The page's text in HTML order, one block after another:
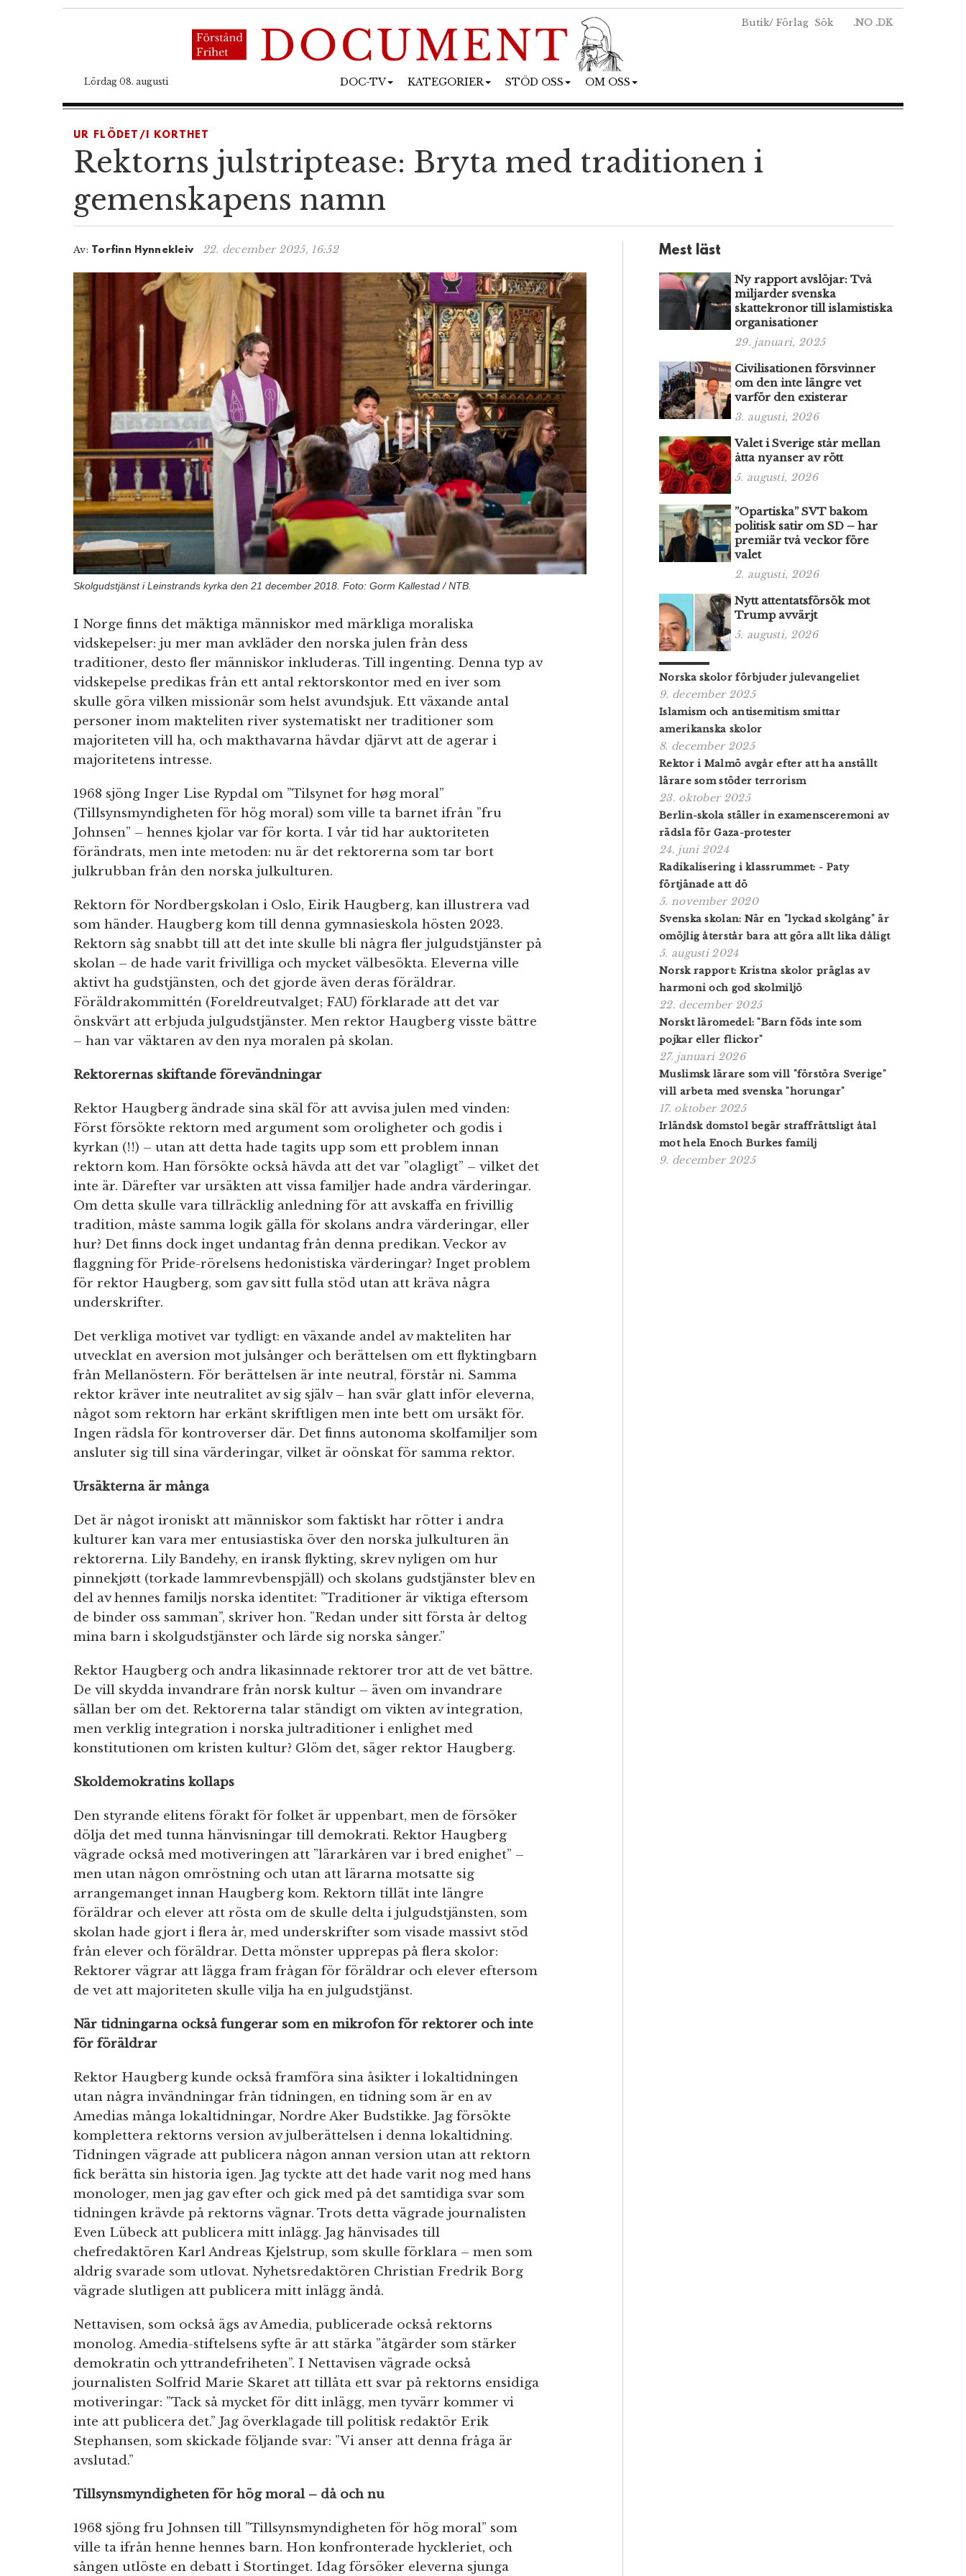
Butik/ Förlag Sök .NO .DK
Lördag 08. augusti DOC-TV KATEGORIER STÖD OSS OM OSS
UR FLÖDET/I KORTHET
Rektorns julstriptease: Bryta med traditionen i
gemenskapens namn
Av: Torfinn Hynnekleiv 22. december 2025, 16:52
Skolgudstjänst i Leinstrands kyrka den 21 december 2018. Foto: Gorm Kallestad / NTB.
I Norge finns det mäktiga människor med märkliga moraliska
vidskepelser: ju mer man avkläder den norska julen från dess
traditioner, desto fler människor inkluderas. Till ingenting. Denna typ av
vidskepelse predikas från ett antal rektorskontor med en iver som
skulle göra vilken missionär som helst avundsjuk. Ett växande antal
personer inom makteliten river systematiskt ner traditioner som
majoriteten vill ha, och makthavarna hävdar djärvt att de agerar i
majoritetens intresse.
1968 sjöng Inger Lise Rypdal om ”Tilsynet for høg moral”
(Tillsynsmyndigheten för hög moral) som ville ta barnet ifrån ”fru
Johnsen” – hennes kjolar var för korta. I vår tid har auktoriteten
förändrats, men inte metoden: nu är det rektorerna som tar bort
julkrubban från den norska julkulturen.
Rektorn för Nordbergskolan i Oslo, Eirik Haugberg, kan illustrera vad
som händer. Haugberg kom till denna gymnasieskola hösten 2023.
Rektorn såg snabbt till att det inte skulle bli några fler julgudstjänster på
skolan – de hade varit frivilliga och mycket välbesökta. Eleverna ville
aktivt ha gudstjänsten, och det gjorde även deras föräldrar.
Föräldrakommittén (Foreldreutvalget; FAU) förklarade att det var
önskvärt att erbjuda julgudstjänster. Men rektor Haugberg visste bättre
– han var väktaren av den nya moralen på skolan.
Rektorernas skiftande förevändningar
Rektor Haugberg ändrade sina skäl för att avvisa julen med vinden:
Först försökte rektorn med argument som oroligheter och godis i
kyrkan (!!) – utan att detta hade tagits upp som ett problem innan
rektorn kom. Han försökte också hävda att det var ”olagligt” – vilket det
inte är. Därefter var ursäkten att vissa familjer hade andra värderingar.
Om detta skulle vara tillräcklig anledning för att avskaffa en frivillig
tradition, måste samma logik gälla för skolans andra värderingar, eller
hur? Det finns dock inget undantag från denna predikan. Veckor av
flaggning för Pride-rörelsens hedonistiska värderingar? Inget problem
för rektor Haugberg, som gav sitt fulla stöd utan att kräva några
underskrifter.
Det verkliga motivet var tydligt: en växande andel av makteliten har
utvecklat en aversion mot julsånger och berättelsen om ett flyktingbarn
från Mellanöstern. För berättelsen är inte neutral, förstår ni. Samma
rektor kräver inte neutralitet av sig själv – han svär glatt inför eleverna,
något som rektorn har erkänt skriftligen men inte bett om ursäkt för.
Ingen rädsla för kontroverser där. Det finns autonoma skolfamiljer som
ansluter sig till sina värderingar, vilket är oönskat för samma rektor.
Ursäkterna är många
Det är något ironiskt att människor som faktiskt har rötter i andra
kulturer kan vara mer entusiastiska över den norska julkulturen än
rektorerna. Lily Bandehy, en iransk flykting, skrev nyligen om hur
pinnekjøtt (torkade lammrevbenspjäll) och skolans gudstjänster blev en
del av hennes familjs norska identitet: ”Traditioner är viktiga eftersom
de binder oss samman”, skriver hon. ”Redan under sitt första år deltog
mina barn i skolgudstjänster och lärde sig norska sånger.”
Rektor Haugberg och andra likasinnade rektorer tror att de vet bättre.
De vill skydda invandrare från norsk kultur – även om invandrare
sällan ber om det. Rektorerna talar ständigt om vikten av integration,
men verklig integration i norska jultraditioner i enlighet med
konstitutionen om kristen kultur? Glöm det, säger rektor Haugberg.
Skoldemokratins kollaps
Den styrande elitens förakt för folket är uppenbart, men de försöker
dölja det med tunna hänvisningar till demokrati. Rektor Haugberg
vägrade också med motiveringen att ”lärarkåren var i bred enighet” –
men utan någon omröstning och utan att lärarna motsatte sig
arrangemanget innan Haugberg kom. Rektorn tillät inte längre
föräldrar och elever att rösta om de skulle delta i julgudstjänsten, som
skolan hade gjort i flera år, med underskrifter som visade massivt stöd
från elever och föräldrar. Detta mönster upprepas på flera skolor:
Rektorer vägrar att lägga fram frågan för föräldrar och elever eftersom
de vet att majoriteten skulle vilja ha en julgudstjänst.
När tidningarna också fungerar som en mikrofon för rektorer och inte
för föräldrar
Rektor Haugberg kunde också framföra sina åsikter i lokaltidningen
utan några invändningar från tidningen, en tidning som är en av
Amedias många lokaltidningar, Nordre Aker Budstikke. Jag försökte
komplettera rektorns version av julberättelsen i denna lokaltidning.
Tidningen vägrade att publicera någon annan version utan att rektorn
fick berätta sin historia igen. Jag tyckte att det hade varit nog med hans
monologer, men jag gav efter och gick med på det samtidiga svar som
tidningen krävde på rektorns vägnar. Trots detta vägrade journalisten
Even Lübeck att publicera mitt inlägg. Jag hänvisades till
chefredaktören Karl Andreas Kjelstrup, som skulle förklara – men som
aldrig svarade som utlovat. Nyhetsredaktören Christian Fredrik Borg
vägrade slutligen att publicera mitt inlägg ändå.
Nettavisen, som också ägs av Amedia, publicerade också rektorns
monolog. Amedia-stiftelsens syfte är att stärka ”åtgärder som stärker
demokratin och yttrandefriheten”. I Nettavisen vägrade också
journalisten Solfrid Marie Skaret att tillåta ett svar på rektorns ensidiga
motiveringar: ”Tack så mycket för ditt inlägg, men tyvärr kommer vi
inte att publicera det.” Jag överklagade till politisk redaktör Erik
Stephansen, som skickade följande svar: ”Vi anser att denna fråga är
avslutad.”
Tillsynsmyndigheten för hög moral – då och nu
1968 sjöng fru Johnsen till ”Tillsynsmyndigheten för hög moral” som
ville ta ifrån henne hennes barn. Hon konfronterade hyckleriet, och
sången utlöste en debatt i Stortinget. Idag försöker eleverna sjunga
Mest läst
Ny rapport avslöjar: Två
miljarder svenska
skattekronor till islamistiska
organisationer
29. januari, 2025
Civilisationen försvinner
om den inte längre vet
varför den existerar
3. augusti, 2026
Valet i Sverige står mellan
åtta nyanser av rött
5. augusti, 2026
”Opartiska” SVT bakom
politisk satir om SD – har
premiär två veckor före
valet
2. augusti, 2026
Nytt attentatsförsök mot
Trump avvärjt
5. augusti, 2026
Norska skolor förbjuder julevangeliet
9. december 2025
Islamism och antisemitism smittar
amerikanska skolor
8. december 2025
Rektor i Malmö avgår efter att ha anställt
lärare som stöder terrorism
23. oktober 2025
Berlin-skola ställer in examensceremoni av
rädsla för Gaza-protester
24. juni 2024
Radikalisering i klassrummet: - Paty
förtjänade att dö
5. november 2020
Svenska skolan: När en "lyckad skolgång" är
omöjlig återstår bara att göra allt lika dåligt
5. augusti 2024
Norsk rapport: Kristna skolor präglas av
harmoni och god skolmiljö
22. december 2025
Norskt läromedel: "Barn föds inte som
pojkar eller flickor"
27. januari 2026
Muslimsk lärare som vill "förstöra Sverige"
vill arbeta med svenska "horungar"
17. oktober 2025
Irländsk domstol begär straffrättsligt åtal
mot hela Enoch Burkes familj
9. december 2025